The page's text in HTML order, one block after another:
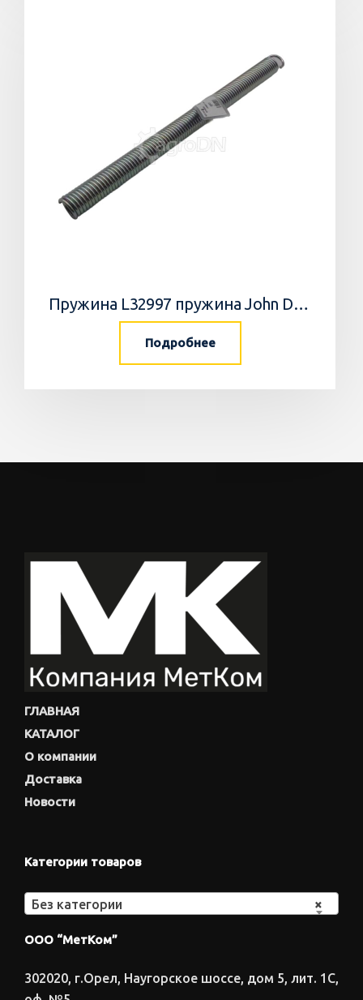
Пружина L32997 пружина John Deere
Подробнее
ГЛАВНАЯ
КАТАЛОГ
О компании
Доставка
Новости
Категории товаров
×
Без категории
ООО “МетКом”
302020, г.Орел, Наугорское шоссе, дом 5, лит. 1С,